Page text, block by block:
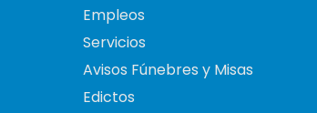
Empleos
Servicios
Avisos Fúnebres y Misas
Edictos